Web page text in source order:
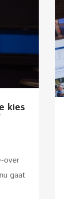
kies
over
gaat